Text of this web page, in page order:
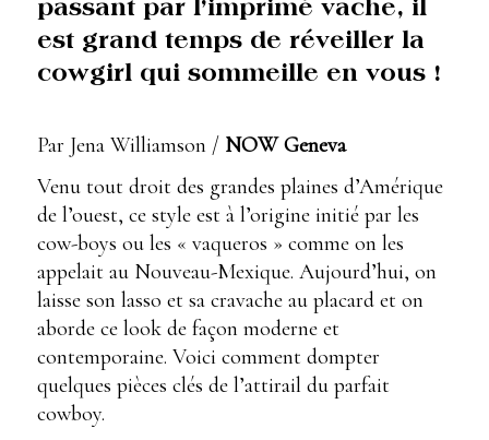
passant par l’imprimé vache, il
est grand temps de réveiller la
cowgirl qui sommeille en vous !
Par Jena Williamson / NOW Geneva
Venu tout droit des grandes plaines d’Amérique
de l’ouest, ce style est à l’origine initié par les
cow-boys ou les « vaqueros » comme on les
appelait au Nouveau-Mexique. Aujourd’hui, on
laisse son lasso et sa cravache au placard et on
aborde ce look de façon moderne et
contemporaine. Voici comment dompter
quelques pièces clés de l’attirail du parfait
cowboy.